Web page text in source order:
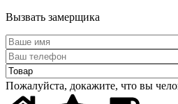
Вызвать замерщика
Пожалуйста, докажите, что вы